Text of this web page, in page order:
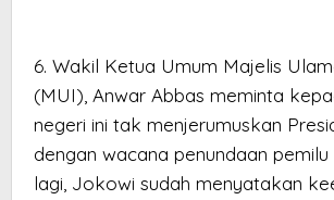
6. Wakil Ketua Umum Majelis
(MUI), Anwar Abbas meminta
negeri ini tak menjerumuskan
dengan wacana penundaan pemilu
lagi, Jokowi sudah menyatakan